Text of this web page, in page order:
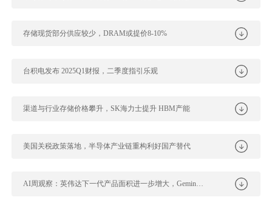
存储现货部分供应较少，DRAM或提价8-10%
台积电发布 2025Q1财报，二季度指引乐观
渠道与行业存储价格攀升，SK海力士提升 HBM产能
美国关税政策落地，半导体产业链重构利好国产替代
AI周观察：英伟达下一代产品面积进一步增大，Gemini持续发布新功能